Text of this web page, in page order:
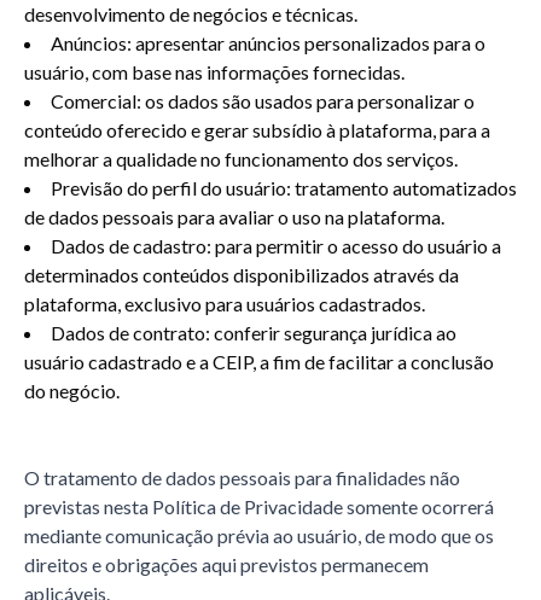
desenvolvimento de negócios e técnicas.
Anúncios: apresentar anúncios personalizados para o
usuário, com base nas informações fornecidas.
Comercial: os dados são usados para personalizar o
conteúdo oferecido e gerar subsídio à plataforma, para a
melhorar a qualidade no funcionamento dos serviços.
Previsão do perfil do usuário: tratamento automatizados
de dados pessoais para avaliar o uso na plataforma.
Dados de cadastro: para permitir o acesso do usuário a
determinados conteúdos disponibilizados através da
plataforma, exclusivo para usuários cadastrados.
Dados de contrato: conferir segurança jurídica ao
usuário cadastrado e a CEIP, a fim de facilitar a conclusão
do negócio.
O tratamento de dados pessoais para finalidades não
previstas nesta Política de Privacidade somente ocorrerá
mediante comunicação prévia ao usuário, de modo que os
direitos e obrigações aqui previstos permanecem
aplicáveis.